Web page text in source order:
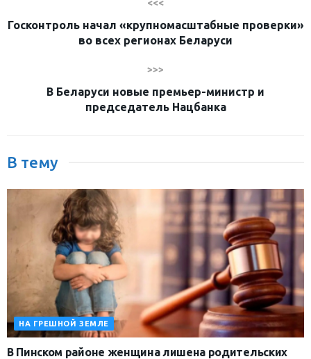
<<<
Госконтроль начал «крупномасштабные проверки»
во всех регионах Беларуси
>>>
В Беларуси новые премьер-министр и
председатель Нацбанка
В тему
НА ГРЕШНОЙ ЗЕМЛЕ
В Пинском районе женщина лишена родительских